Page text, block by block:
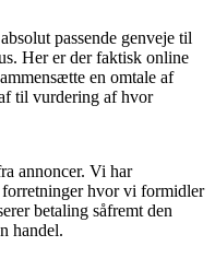
passende genveje til
Her er der faktisk online
en omtale af
til vurdering af hvor
annoncer. Vi har
forretninger hvor vi formidler
betaling såfremt den
handel.